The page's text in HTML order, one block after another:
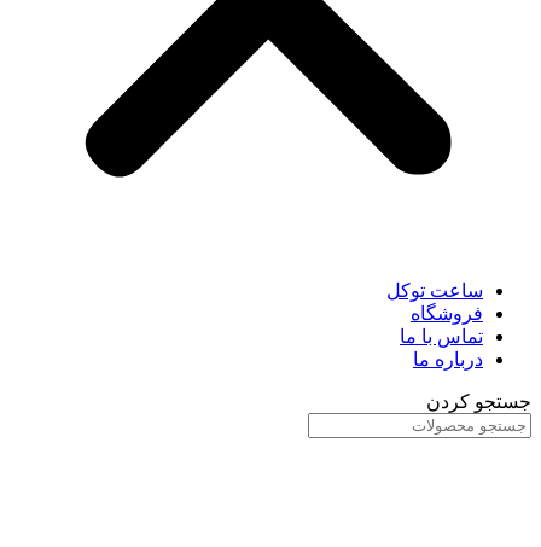
ساعت توکل
فروشگاه
تماس با ما
درباره ما
جستجو کردن